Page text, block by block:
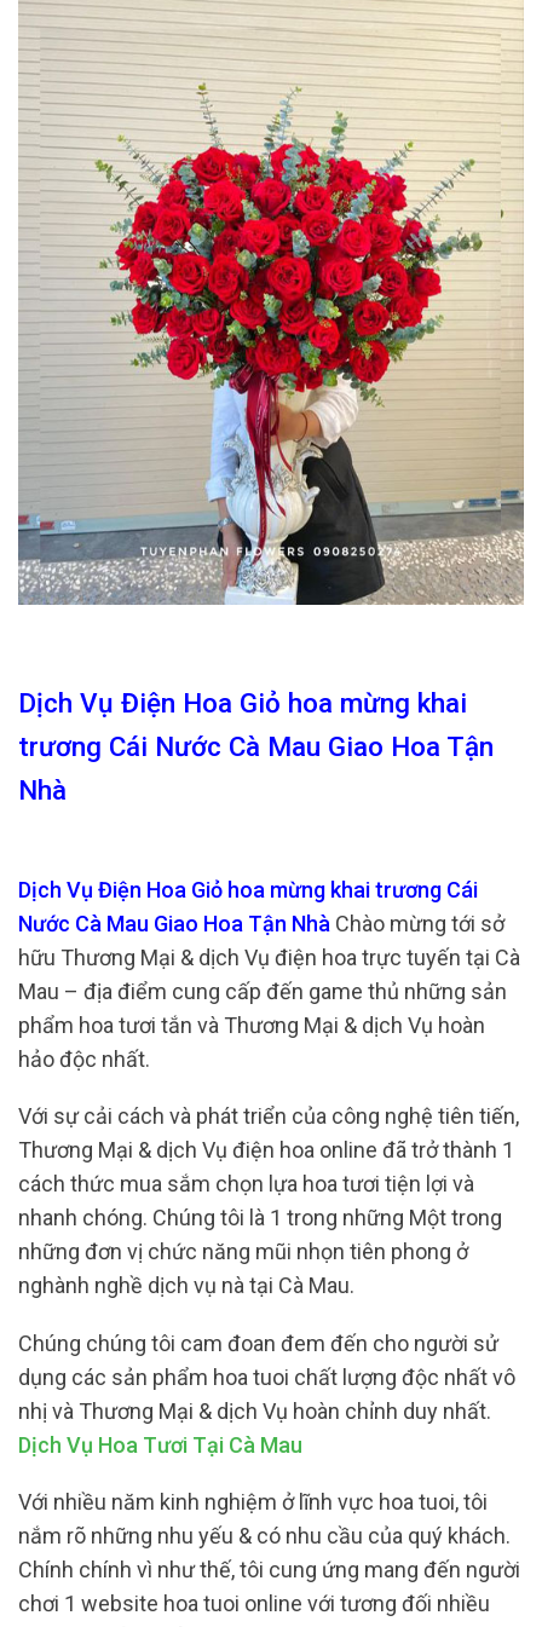
Dịch Vụ Điện Hoa Giỏ hoa mừng khai
trương Cái Nước Cà Mau Giao Hoa Tận
Nhà
Dịch Vụ Điện Hoa Giỏ hoa mừng khai trương Cái
Nước Cà Mau Giao Hoa Tận Nhà Chào mừng tới sở
hữu Thương Mại & dịch Vụ điện hoa trực tuyến tại Cà
Mau – địa điểm cung cấp đến game thủ những sản
phẩm hoa tươi tắn và Thương Mại & dịch Vụ hoàn
hảo độc nhất.
Với sự cải cách và phát triển của công nghệ tiên tiến,
Thương Mại & dịch Vụ điện hoa online đã trở thành 1
cách thức mua sắm chọn lựa hoa tươi tiện lợi và
nhanh chóng. Chúng tôi là 1 trong những Một trong
những đơn vị chức năng mũi nhọn tiên phong ở
nghành nghề dịch vụ nà tại Cà Mau.
Chúng chúng tôi cam đoan đem đến cho người sử
dụng các sản phẩm hoa tuoi chất lượng độc nhất vô
nhị và Thương Mại & dịch Vụ hoàn chỉnh duy nhất.
Dịch Vụ Hoa Tươi Tại Cà Mau
Với nhiều năm kinh nghiệm ở lĩnh vực hoa tuoi, tôi
nắm rõ những nhu yếu & có nhu cầu của quý khách.
Chính chính vì như thế, tôi cung ứng mang đến người
chơi 1 website hoa tuoi online với tương đối nhiều